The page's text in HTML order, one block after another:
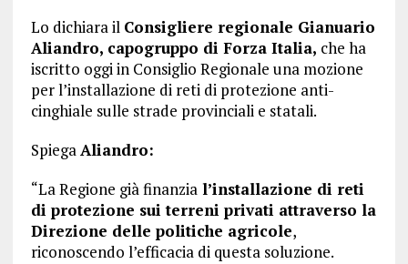
Lo dichiara il Consigliere regionale Gianuario
Aliandro, capogruppo di Forza Italia, che ha
iscritto oggi in Consiglio Regionale una mozione
per l’installazione di reti di protezione anti-
cinghiale sulle strade provinciali e statali.
SpiegaAliandro:
“La Regione già finanzial’installazione di reti
di protezione sui terreni privati attraverso la
Direzione delle politiche agricole,
riconoscendo l’efficacia di questa soluzione.